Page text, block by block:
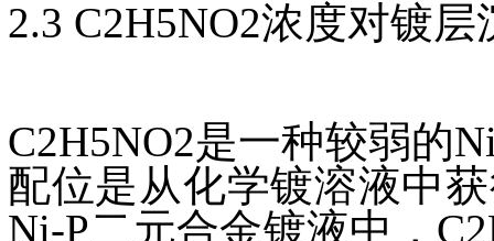
2.3 C2H5NO2浓度对镀
C2H5NO2是一种较弱的
配位是从化学镀溶液中
Ni-P二元合金镀液中，